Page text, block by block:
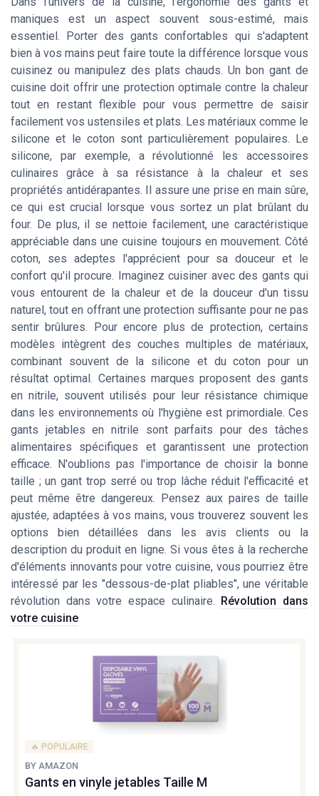
maniques est un aspect souvent sous-estimé, mais
essentiel. Porter des gants confortables qui s'adaptent
bien à vos mains peut faire toute la différence lorsque vous
cuisinez ou manipulez des plats chauds. Un bon gant de
cuisine doit offrir une protection optimale contre la chaleur
tout en restant flexible pour vous permettre de saisir
facilement vos ustensiles et plats. Les matériaux comme le
silicone et le coton sont particulièrement populaires. Le
silicone, par exemple, a révolutionné les accessoires
culinaires grâce à sa résistance à la chaleur et ses
propriétés antidérapantes. Il assure une prise en main sûre,
ce qui est crucial lorsque vous sortez un plat brûlant du
four. De plus, il se nettoie facilement, une caractéristique
appréciable dans une cuisine toujours en mouvement. Côté
coton, ses adeptes l'apprécient pour sa douceur et le
confort qu'il procure. Imaginez cuisiner avec des gants qui
vous entourent de la chaleur et de la douceur d'un tissu
naturel, tout en offrant une protection suffisante pour ne pas
sentir brûlures. Pour encore plus de protection, certains
modèles intègrent des couches multiples de matériaux,
combinant souvent de la silicone et du coton pour un
résultat optimal. Certaines marques proposent des gants
en nitrile, souvent utilisés pour leur résistance chimique
dans les environnements où l'hygiène est primordiale. Ces
gants jetables en nitrile sont parfaits pour des tâches
alimentaires spécifiques et garantissent une protection
efficace. N'oublions pas l'importance de choisir la bonne
taille ; un gant trop serré ou trop lâche réduit l'efficacité et
peut même être dangereux. Pensez aux paires de taille
ajustée, adaptées à vos mains, vous trouverez souvent les
options bien détaillées dans les avis clients ou la
description du produit en ligne. Si vous êtes à la recherche
d'éléments innovants pour votre cuisine, vous pourriez être
intéressé par les "dessous-de-plat pliables", une véritable
révolution dans votre espace culinaire. Révolution dans
votre cuisine
🔥 POPULAIRE
BY AMAZON
Gants en vinyle jetables Taille M